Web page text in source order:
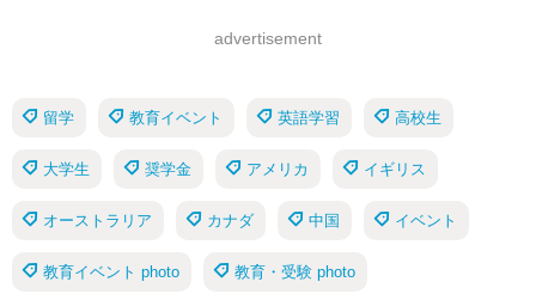
advertisement
留学 教育イベント 英語学習 高校生
大学生 奨学金 アメリカ イギリス
オーストラリア カナダ 中国 イベント
教育イベント photo 教育・受験 photo